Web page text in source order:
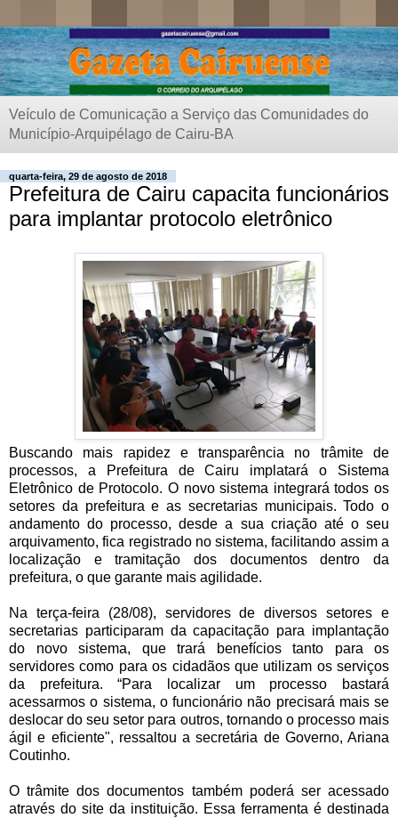
Veículo de Comunicação a Serviço das Comunidades do
Município-Arquipélago de Cairu-BA
quarta-feira, 29 de agosto de 2018
Prefeitura de Cairu capacita funcionários
para implantar protocolo eletrônico
Buscando mais rapidez e transparência no trâmite de
processos, a Prefeitura de Cairu implatará o Sistema
Eletrônico de Protocolo. O novo sistema integrará todos os
setores da prefeitura e as secretarias municipais. Todo o
andamento do processo, desde a sua criação até o seu
arquivamento, fica registrado no sistema, facilitando assim a
localização e tramitação dos documentos dentro da
prefeitura, o que garante mais agilidade.
Na terça-feira (28/08), servidores de diversos setores e
secretarias participaram da capacitação para implantação
do novo sistema, que trará benefícios tanto para os
servidores como para os cidadãos que utilizam os serviços
da prefeitura. “Para localizar um processo bastará
acessarmos o sistema, o funcionário não precisará mais se
deslocar do seu setor para outros, tornando o processo mais
ágil e eficiente", ressaltou a secretária de Governo, Ariana
Coutinho.
O trâmite dos documentos também poderá ser acessado
através do site da instituição. Essa ferramenta é destinada